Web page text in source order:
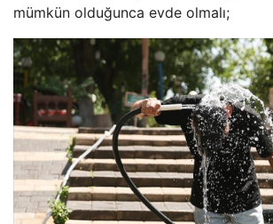
mümkün olduğunca evde olmalı;